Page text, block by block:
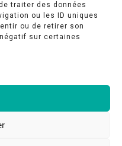
traiter des données
ou les ID uniques
ou de retirer son
sur certaines